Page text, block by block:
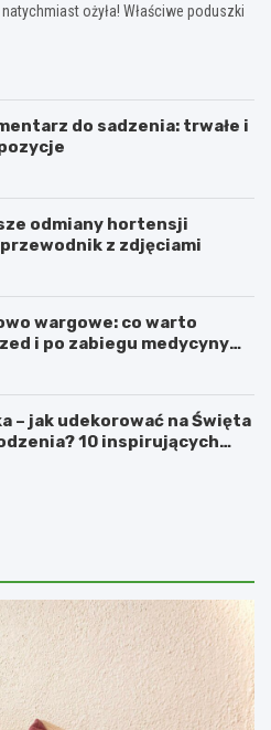
ożyła! Właściwe poduszki
do sadzenia: trwałe i
odmiany hortensji
z zdjęciami
wargowe: co warto
i po zabiegu medycyny
– jak udekorować na Święta
10 inspirujących